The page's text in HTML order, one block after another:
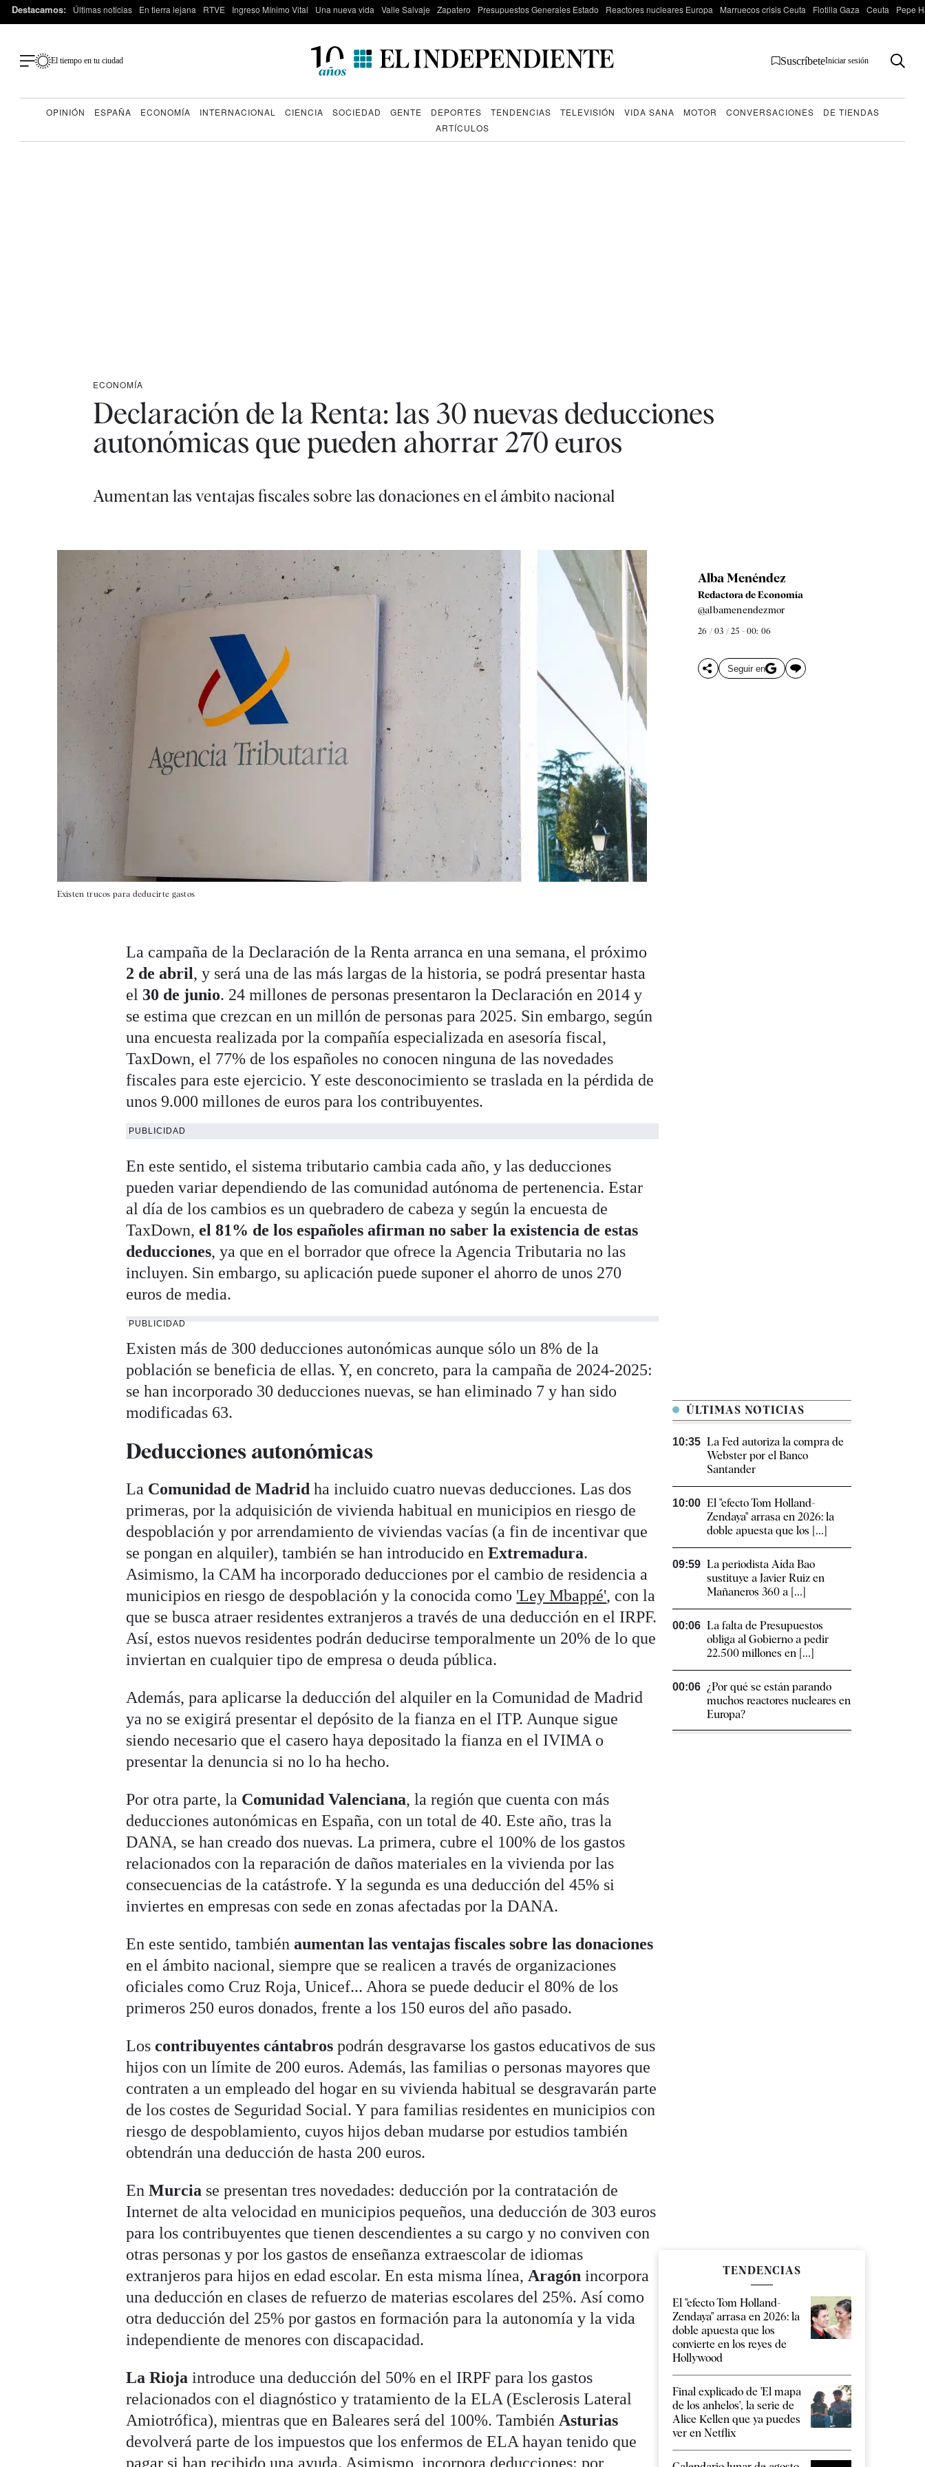
Destacamos: Últimas noticias En tierra lejana RTVE Ingreso Mínimo Vital Una nueva vida Valle Salvaje Zapatero Presupuestos Generales Estado Reactores nucleares Europa Marruecos crisis Ceuta Flotilla Gaza Ceuta Pepe
El tiempo en tu ciudad SuscríbeteIniciar sesión
OPINIÓN ESPAÑA ECONOMÍA INTERNACIONAL CIENCIA SOCIEDAD GENTE DEPORTES TENDENCIAS TELEVISIÓN VIDA SANA MOTOR CONVERSACIONES
DE TIENDAS
ARTÍCULOS
ECONOMÍA
Declaración de la Renta: las 30 nuevas deducciones
autonómicas que pueden ahorrar 270 euros
Aumentan las ventajas fiscales sobre las donaciones en el ámbito nacional
Existen trucos para deducirte gastos
Alba Menéndez
Redactora de Economía
@albamenendezmor
26 / 03 / 25 - 00: 06
Seguir en
La campaña de la Declaración de la Renta arranca en una semana, el próximo
2 de abril , y será una de las más largas de la historia, se podrá presentar hasta
el 30 de junio. 24 millones de personas presentaron la Declaración en 2014 y
se estima que crezcan en un millón de personas para 2025. Sin embargo, según
una encuesta realizada por la compañía especializada en asesoría fiscal,
TaxDown, el 77% de los españoles no conocen ninguna de las novedades
fiscales para este ejercicio. Y este desconocimiento se traslada en la pérdida de
unos 9.000 millones de euros para los contribuyentes.
PUBLICIDAD
En este sentido, el sistema tributario cambia cada año, y las deducciones
pueden variar dependiendo de las comunidad autónoma de pertenencia. Estar
al día de los cambios es un quebradero de cabeza y según la encuesta de
TaxDown,el 81% de los españoles afirman no saber la existencia de estas
deducciones, ya que en el borrador que ofrece la Agencia Tributaria no las
incluyen. Sin embargo, su aplicación puede suponer el ahorro de unos 270
euros de media.
PUBLICIDAD
Existen más de 300 deducciones autonómicas aunque sólo un 8% de la
población se beneficia de ellas. Y, en concreto, para la campaña de 2024-2025:
se han incorporado 30 deducciones nuevas, se han eliminado 7 y han sido
modificadas 63.
Deducciones autonómicas
La Comunidad de Madrid ha incluido cuatro nuevas deducciones. Las dos
primeras, por la adquisición de vivienda habitual en municipios en riesgo de
despoblación y por arrendamiento de viviendas vacías (a fin de incentivar que
se pongan en alquiler), también se han introducido enExtremadura.
Asimismo, la CAM ha incorporado deducciones por el cambio de residencia a
municipios en riesgo de despoblación y la conocida como 'Ley Mbappé', con la
que se busca atraer residentes extranjeros a través de una deducción en el IRPF.
Así, estos nuevos residentes podrán deducirse temporalmente un 20% de lo que
inviertan en cualquier tipo de empresa o deuda pública.
Además, para aplicarse la deducción del alquiler en la Comunidad de Madrid
ya no se exigirá presentar el depósito de la fianza en el ITP. Aunque sigue
siendo necesario que el casero haya depositado la fianza en el IVIMA o
presentar la denuncia si no lo ha hecho.
Por otra parte, la Comunidad Valenciana, la región que cuenta con más
deducciones autonómicas en España, con un total de 40. Este año, tras la
DANA, se han creado dos nuevas. La primera, cubre el 100% de los gastos
relacionados con la reparación de daños materiales en la vivienda por las
consecuencias de la catástrofe. Y la segunda es una deducción del 45% si
inviertes en empresas con sede en zonas afectadas por la DANA.
En este sentido, tambiénaumentan las ventajas fiscales sobre las donaciones
en el ámbito nacional, siempre que se realicen a través de organizaciones
oficiales como Cruz Roja, Unicef... Ahora se puede deducir el 80% de los
primeros 250 euros donados, frente a los 150 euros del año pasado.
Loscontribuyentes cántabros podrán desgravarse los gastos educativos de sus
hijos con un límite de 200 euros. Además, las familias o personas mayores que
contraten a un empleado del hogar en su vivienda habitual se desgravarán parte
de los costes de Seguridad Social. Y para familias residentes en municipios con
riesgo de despoblamiento, cuyos hijos deban mudarse por estudios también
obtendrán una deducción de hasta 200 euros.
EnMurcia se presentan tres novedades: deducción por la contratación de
Internet de alta velocidad en municipios pequeños, una deducción de 303 euros
para los contribuyentes que tienen descendientes a su cargo y no conviven con
otras personas y por los gastos de enseñanza extraescolar de idiomas
extranjeros para hijos en edad escolar. En esta misma línea, Aragón incorpora
una deducción en clases de refuerzo de materias escolares del 25%. Así como
otra deducción del 25% por gastos en formación para la autonomía y la vida
independiente de menores con discapacidad.
La Rioja introduce una deducción del 50% en el IRPF para los gastos
relacionados con el diagnóstico y tratamiento de la ELA (Esclerosis Lateral
Amiotrófica), mientras que en Baleares será del 100%. También Asturias
devolverá parte de los impuestos que los enfermos de ELA hayan tenido que
pagar si han recibido una ayuda. Asimismo, incorpora deducciones: por
ÚLTIMAS NOTICIAS
10:35 La Fed autoriza la compra de
Webster por el Banco
Santander
10:00 El "efecto Tom Holland-
Zendaya" arrasa en 2026: la
doble apuesta que los [...]
09:59 La periodista Aída Bao
sustituye a Javier Ruiz en
Mañaneros 360 a [...]
00:06 La falta de Presupuestos
obliga al Gobierno a pedir
22.500 millones en [...]
00:06 ¿Por qué se están parando
muchos reactores nucleares en
Europa?
TENDENCIAS
El "efecto Tom Holland-
Zendaya" arrasa en 2026: la
doble apuesta que los
convierte en los reyes de
Hollywood
Final explicado de 'El mapa
de los anhelos', la serie de
Alice Kellen que ya puedes
ver en Netflix